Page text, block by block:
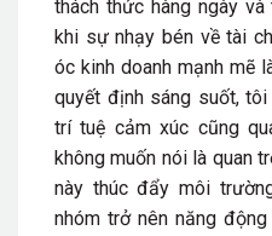
thách thức hàng ngày
khi sự nhạy bén về tài
óc kinh doanh mạnh mẽ
quyết định sáng suốt,
trí tuệ cảm xúc cũng
không muốn nói là quan
này thúc đẩy môi
nhóm trở nên năng